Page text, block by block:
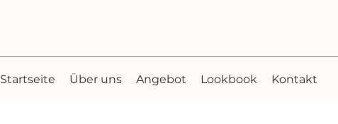
Startseite Über uns Angebot Lookbook Kontakt